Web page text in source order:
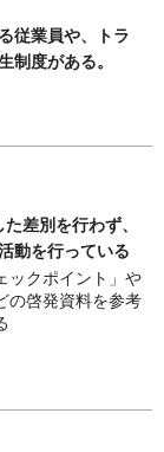
従業員や、トラ
制度がある。
差別を行わず、
動を行っている
ックポイント」や
の啓発資料を参考